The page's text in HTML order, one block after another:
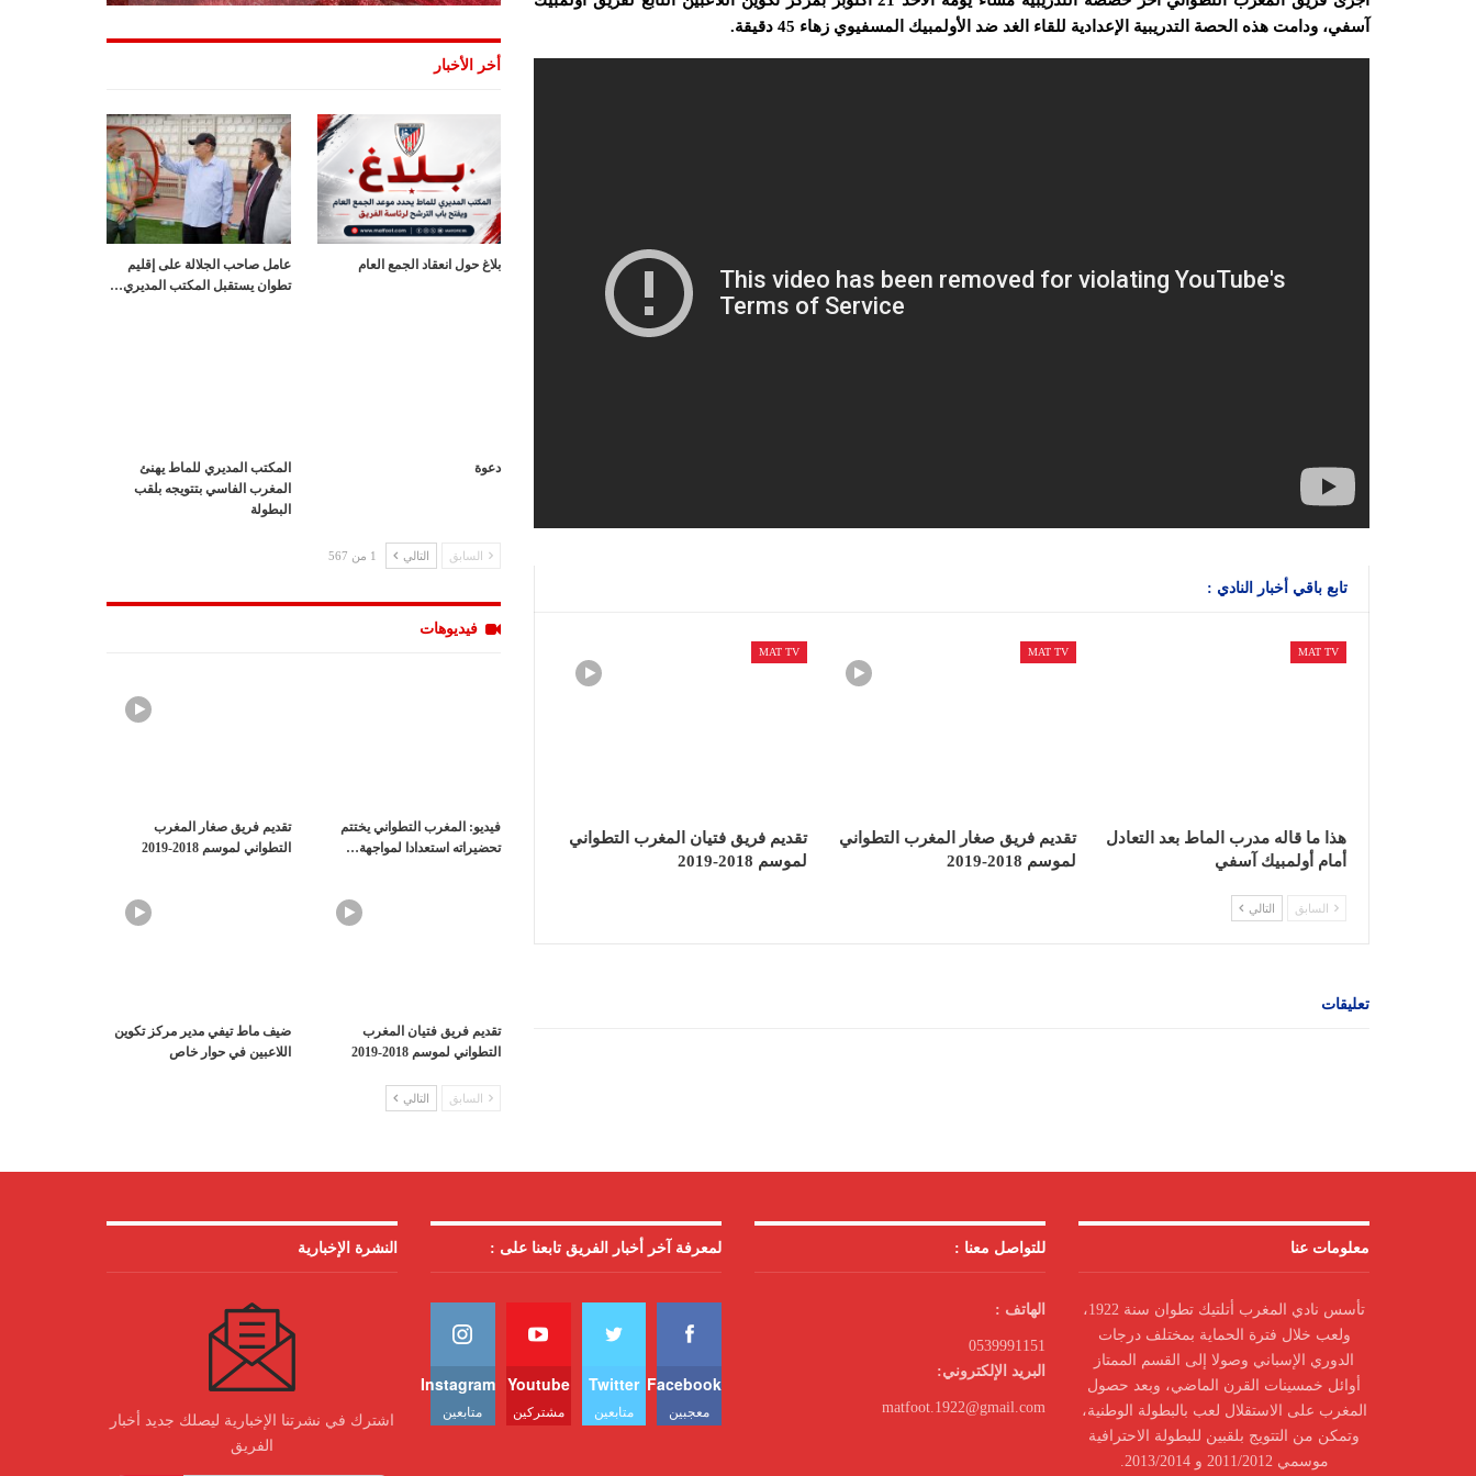
آسفي، ودامت هذه الحصة التدريبية الإعدادية للقاء الغد ضد الأولمبيك المسفيوي زهاء 45 دقيقة.
تابع باقي أخبار النادي :
MAT TV
هذا ما قاله مدرب الماط بعد التعادل
أمام أولمبيك آسفي
MAT TV
تقديم فريق صغار المغرب التطواني
لموسم 2018-2019
MAT TV
تقديم فريق فتيان المغرب التطواني
لموسم 2018-2019
السابق التالي
تعليقات
أخر الأخبار
بلاغ حول انعقاد الجمع العام
عامل صاحب الجلالة على إقليم
تطوان يستقبل المكتب المديري…
دعوة
المكتب المديري للماط يهنئ
المغرب الفاسي بتتويجه بلقب
البطولة
السابق التالي 1 من 567
فيديوهات
فيديو: المغرب التطواني يختتم
تحضيراته استعدادا لمواجهة…
تقديم فريق صغار المغرب
التطواني لموسم 2018-2019
تقديم فريق فتيان المغرب
التطواني لموسم 2018-2019
ضيف ماط تيفي مدير مركز تكوين
اللاعبين في حوار خاص
السابق التالي
معلومات عنا
تأسس نادي المغرب أتلتيك تطوان سنة 1922،
ولعب خلال فترة الحماية بمختلف درجات
الدوري الإسباني وصولا إلى القسم الممتاز
أوائل خمسينات القرن الماضي، وبعد حصول
المغرب على الاستقلال لعب بالبطولة الوطنية،
وتمكن من التتويج بلقبين للبطولة الاحترافية
موسمي 2011/2012 و 2013/2014.
للتواصل معنا :
الهاتف :
0539991151
البريد الإلكتروني:
matfoot.1922@gmail.com
لمعرفة آخر أخبار الفريق تابعنا على :
Facebook
معجبين
Twitter
متابعين
Youtube
مشتركين
Instagram
متابعين
النشرة الإخبارية
اشترك في نشرتنا الإخبارية ليصلك جديد أخبار
الفريق